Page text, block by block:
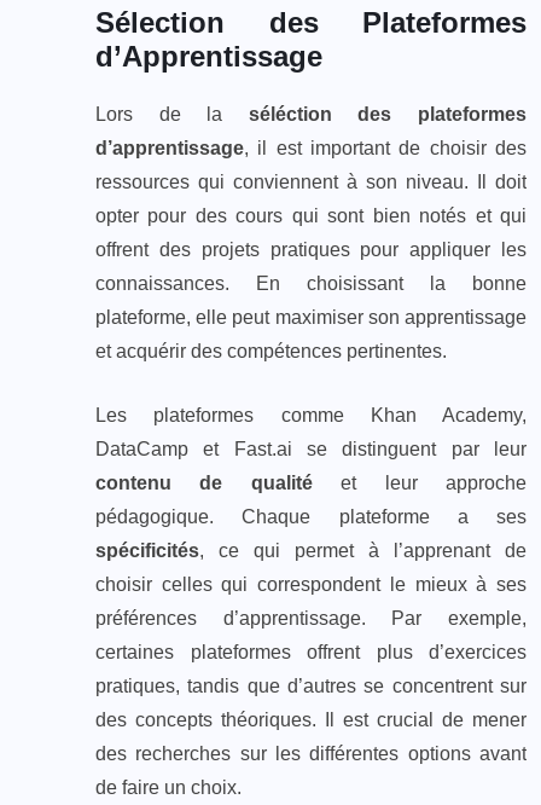
Sélection des Plateformes
d’Apprentissage
Lors de la séléction des plateformes
d’apprentissage, il est important de choisir des
ressources qui conviennent à son niveau. Il doit
opter pour des cours qui sont bien notés et qui
offrent des projets pratiques pour appliquer les
connaissances. En choisissant la bonne
plateforme, elle peut maximiser son apprentissage
et acquérir des compétences pertinentes.
Les plateformes comme Khan Academy,
DataCamp et Fast.ai se distinguent par leur
contenu de qualitéet leur approche
pédagogique. Chaque plateforme a ses
spécificités, ce qui permet à l’apprenant de
choisir celles qui correspondent le mieux à ses
préférences d’apprentissage. Par exemple,
certaines plateformes offrent plus d’exercices
pratiques, tandis que d’autres se concentrent sur
des concepts théoriques. Il est crucial de mener
des recherches sur les différentes options avant
de faire un choix.